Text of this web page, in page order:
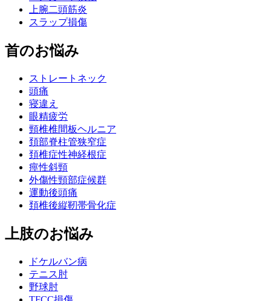
上腕二頭筋炎
スラップ損傷
首のお悩み
ストレートネック
頭痛
寝違え
眼精疲労
頸椎椎間板ヘルニア
頚部脊柱管狭窄症
頚椎症性神経根症
痙性斜頸
外傷性頸部症候群
運動後頭痛
頚椎後縦靭帯骨化症
上肢のお悩み
ドケルバン病
テニス肘
野球肘